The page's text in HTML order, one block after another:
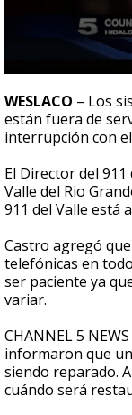
seconds
of
1
minute,
seconds
WESLACO – Los
están fuera de
interrupción con
El Director del
Valle del Rio
911 del Valle está
Castro agregó
telefónicas en
ser paciente ya
variar.
CHANNEL 5
informaron que
siendo reparado.
cuándo será